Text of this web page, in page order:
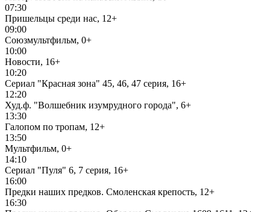
07:30
Пришельцы среди нас, 12+
09:00
Союзмультфильм, 0+
10:00
Новости, 16+
10:20
Сериал "Красная зона" 45, 46, 47 серия, 16+
12:20
Худ.ф. "Волшебник изумрудного города", 6+
13:30
Галопом по тропам, 12+
13:50
Мультфильм, 0+
14:10
Сериал "Пуля" 6, 7 серия, 16+
16:00
Предки наших предков. Смоленская крепость, 12+
16:30